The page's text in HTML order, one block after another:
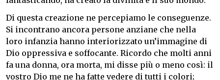
Di questa creazione ne percepiamo le conseguenze.
Si incontrano ancora persone anziane che nella
loro infanzia hanno interiorizzato un’immagine di
Dio oppressiva e soffocante. Ricordo che molti anni
fa una donna, ora morta, mi disse più o meno così: il
vostro Dio me ne ha fatte vedere di tutti i colori;